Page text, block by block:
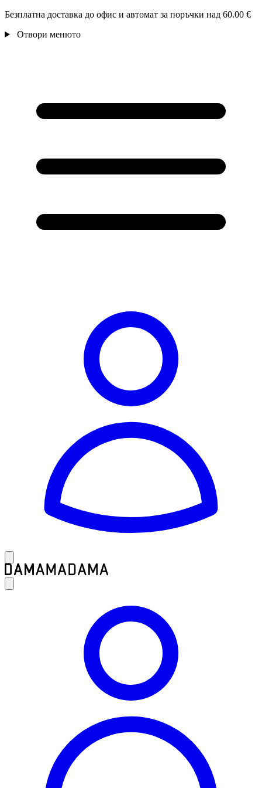
Безплатна доставка до офис и автомат за поръчки над 60.00 €
Отвори менюто